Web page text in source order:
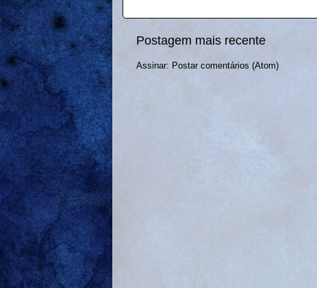
Postagem mais recente
Assinar: Postar comentários (Atom)